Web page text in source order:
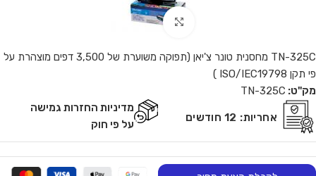
Click to enlarge
TN-325C מחסנית טונר צ'יאן (תפוקה משוערת של 3,500 דפים מוצהרת על
פי תקן ISO/IEC19798 )
מק"ט: TN-325C
אחריות: 12 חודשים
מדיניות החזרות גמישה
על פי חוק